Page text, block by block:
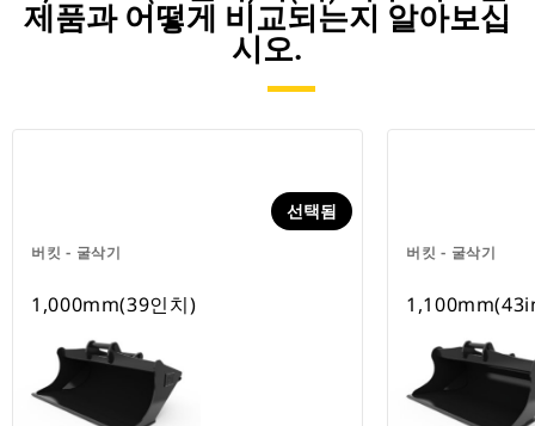
제품과 어떻게 비교되는지 알아보십
시오.
버킷 - 굴삭기
선택됨
1,000mm(39인치)
버킷 - 굴삭기